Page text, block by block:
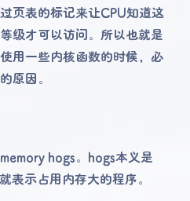
页表的标记来让CPU知道这
级才可以访问。所以也就是
用一些内核函数的时候，必
原因。
hogs。hogs本义是
表示占用内存大的程序。